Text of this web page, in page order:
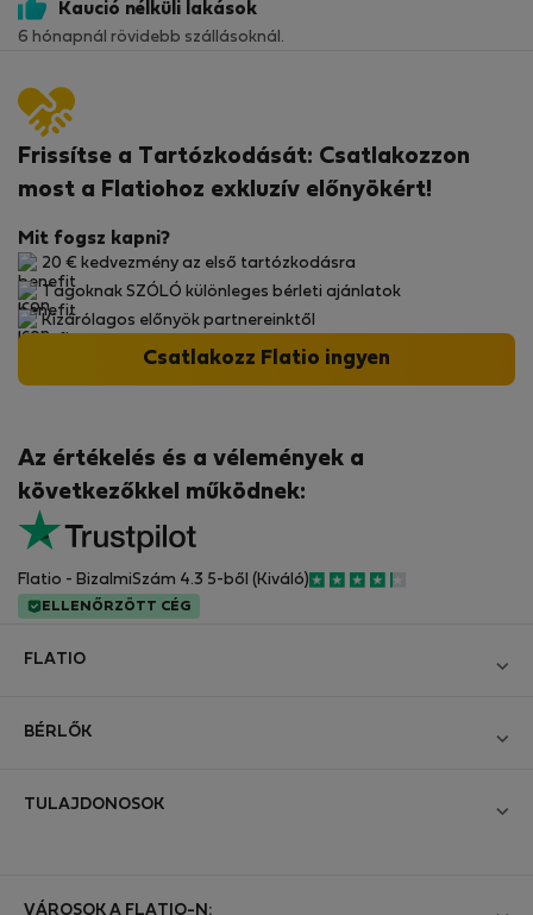
Kaució nélküli lakások
6 hónapnál rövidebb szállásoknál.
Az értékelés és a vélemények a
következőkkel működnek:
Flatio - BizalmiSzám 4.3 5-ből (Kiváló)
ELLENŐRZÖTT CÉG
Frissítse a Tartózkodását: Csatlakozzon
most a Flatiohoz exkluzív előnyökért!
Mit fogsz kapni?
20 € kedvezmény az első tartózkodásra
Tagoknak SZÓLÓ különleges bérleti ajánlatok
Kizárólagos előnyök partnereinktől
Csatlakozz Flatio ingyen
FLATIO
Csatlakozzon a Digitális Nomád Tesztelő Klubhoz
BÉRLŐK
TULAJDONOSOK
Hirdesse meg ingatlanát
VÁROSOK A FLATIO-N: